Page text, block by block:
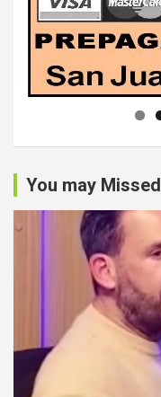
You may Missed